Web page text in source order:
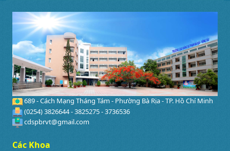
689 - Cách Mạng Tháng Tám - Phường Bà Rịa - TP. Hồ Chí Minh
(0254) 3826644 - 3825275 - 3736536
cdspbrvt@gmail.com
Các Khoa